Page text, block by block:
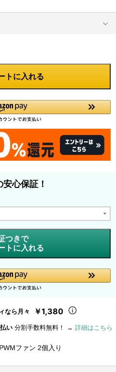
トに入れる
心保証！
つきで
トに入れる
なら月々 ￥1,380
い 分割手数料無料！ → 詳細はこちら
ファン 2個入り